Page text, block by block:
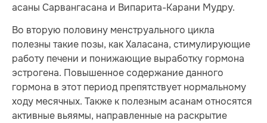
асаны Сарвангасана и Випарита-Карани Мудру.
Во вторую половину менструального цикла
полезны такие позы, как Халасана, стимулирующие
работу печени и понижающие выработку гормона
эстрогена. Повышенное содержание данного
гормона в этот период препятствует нормальному
ходу месячных. Также к полезным асанам относятся
активные вьяямы, направленные на раскрытие